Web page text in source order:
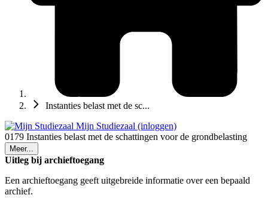
Instanties belast met de sc...
Mijn Studiezaal (inloggen)
0179 Instanties belast met de schattingen voor de grondbelasting
Meer...
Uitleg bij archieftoegang
Een archieftoegang geeft uitgebreide informatie over een bepaald
archief.